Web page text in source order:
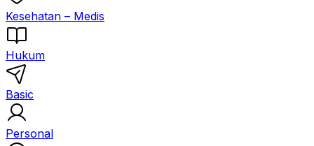
Kesehatan – Medis
Hukum
Basic
Personal